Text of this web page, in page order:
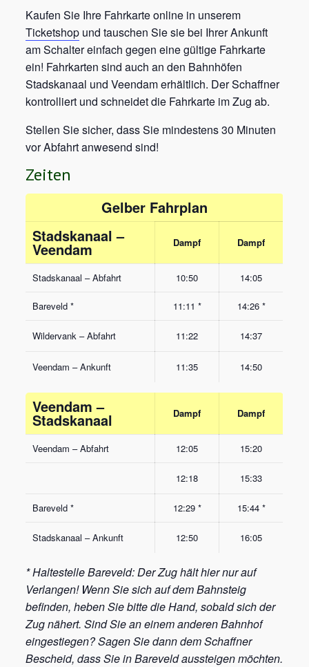
Kaufen Sie Ihre Fahrkarte online in unserem
Ticketshop und tauschen Sie sie bei Ihrer Ankunft
am Schalter einfach gegen eine gültige Fahrkarte
ein! Fahrkarten sind auch an den Bahnhöfen
Stadskanaal und Veendam erhältlich. Der Schaffner
kontrolliert und schneidet die Fahrkarte im Zug ab.
Stellen Sie sicher, dass Sie mindestens 30 Minuten
vor Abfahrt anwesend sind!
Zeiten
Gelber Fahrplan
Stadskanaal –
Veendam Dampf Dampf
Stadskanaal – Abfahrt 10:50 14:05
Bareveld * 11:11 * 14:26 *
Wildervank – Abfahrt 11:22 14:37
Veendam – Ankunft 11:35 14:50
Veendam –
Stadskanaal Dampf Dampf
Veendam – Abfahrt 12:05 15:20
12:18 15:33
Bareveld * 12:29 * 15:44 *
Stadskanaal – Ankunft 12:50 16:05
* Haltestelle Bareveld: Der Zug hält hier nur auf
Verlangen! Wenn Sie sich auf dem Bahnsteig
befinden, heben Sie bitte die Hand, sobald sich der
Zug nähert. Sind Sie an einem anderen Bahnhof
eingestiegen? Sagen Sie dann dem Schaffner
Bescheid, dass Sie in Bareveld aussteigen möchten.